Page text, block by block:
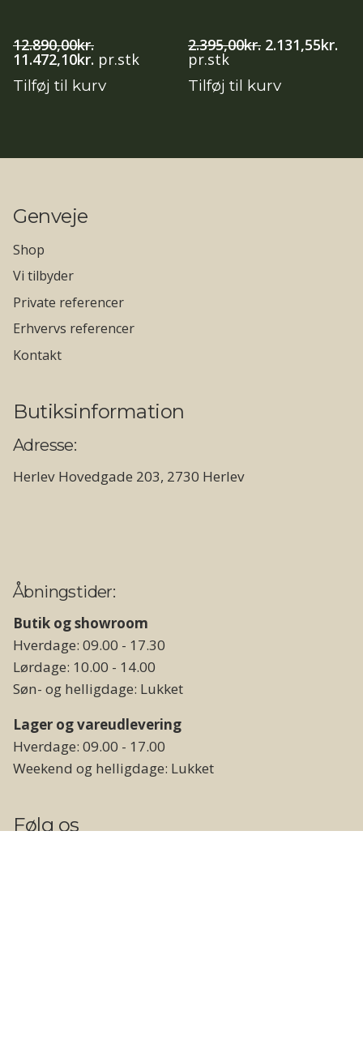
12.890,00kr.
Den
oprindelige
pris
11.472,10kr. Den
aktuelle
pris
pr.stk
Tilføj til kurv
2.395,00kr. Den
oprindelige
var:
2.131,55kr.
pr.stk
Tilføj til kurv
Genveje
Shop
Vi tilbyder
Private referencer
Erhvervs referencer
Kontakt
Butiksinformation
Adresse:
Herlev Hovedgade 203, 2730 Herlev
Åbningstider:
Butik og showroom
Hverdage: 09.00 - 17.30
Lørdage: 10.00 - 14.00
Søn- og helligdage: Lukket
Lager og vareudlevering
Hverdage: 09.00 - 17.00
Weekend og helligdage: Lukket
Følg os